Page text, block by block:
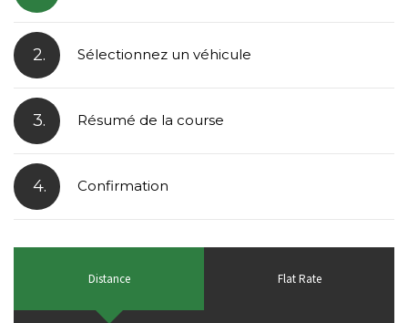
2. Sélectionnez un véhicule
3. Résumé de la course
4. Confirmation
Distance Flat Rate